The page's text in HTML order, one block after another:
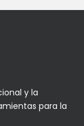
y la
para la